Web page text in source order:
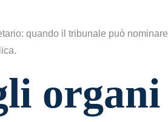
quando il tribunale può nominare
organi